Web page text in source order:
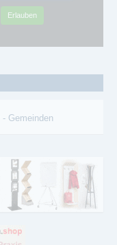
Erlauben
- Gemeinden